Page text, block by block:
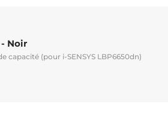
- Noir
capacité (pour i-SENSYS LBP6650dn)